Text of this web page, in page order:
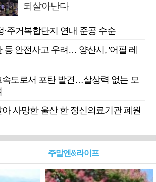
되살아난다
·주거복합단지 연내 준공 수순
등 안전사고 우려… 양산시, '어필 레
속도로서 포탄 발견…살상력 없는 모
사망한 울산 한 정신의료기관 폐원
주말엔&라이프